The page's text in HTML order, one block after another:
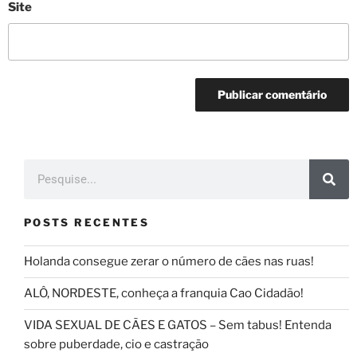
Site
POSTS RECENTES
Holanda consegue zerar o número de cães nas ruas!
ALÔ, NORDESTE, conheça a franquia Cao Cidadão!
VIDA SEXUAL DE CÃES E GATOS – Sem tabus! Entenda
sobre puberdade, cio e castração